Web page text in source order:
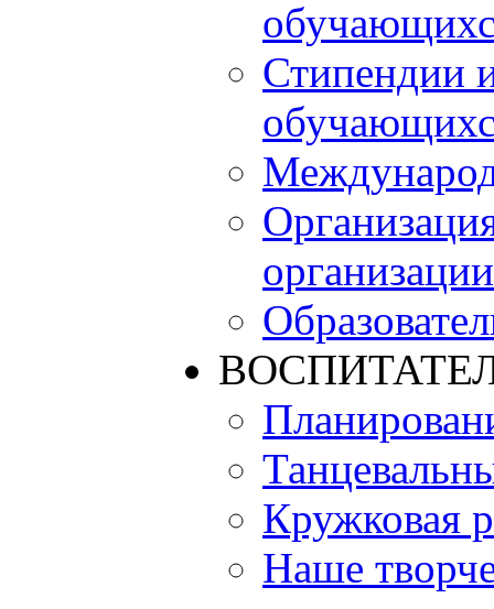
Стипендии
организации
Кружковая
Наше